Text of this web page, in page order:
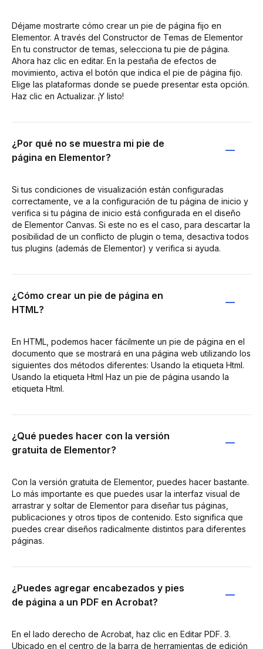
Déjame mostrarte cómo crear un pie de página fijo en
Elementor. A través del Constructor de Temas de Elementor
En tu constructor de temas, selecciona tu pie de página.
Ahora haz clic en editar. En la pestaña de efectos de
movimiento, activa el botón que indica el pie de página fijo.
Elige las plataformas donde se puede presentar esta opción.
Haz clic en Actualizar. ¡Y listo!
¿Por qué no se muestra mi pie de
página en Elementor?
Si tus condiciones de visualización están configuradas
correctamente, ve a la configuración de tu página de inicio y
verifica si tu página de inicio está configurada en el diseño
de Elementor Canvas. Si este no es el caso, para descartar la
posibilidad de un conflicto de plugin o tema, desactiva todos
tus plugins (además de Elementor) y verifica si ayuda.
¿Cómo crear un pie de página en
HTML?
En HTML, podemos hacer fácilmente un pie de página en el
documento que se mostrará en una página web utilizando los
siguientes dos métodos diferentes: Usando la etiqueta Html.
Usando la etiqueta Html Haz un pie de página usando la
etiqueta Html.
¿Qué puedes hacer con la versión
gratuita de Elementor?
Con la versión gratuita de Elementor, puedes hacer bastante.
Lo más importante es que puedes usar la interfaz visual de
arrastrar y soltar de Elementor para diseñar tus páginas,
publicaciones y otros tipos de contenido. Esto significa que
puedes crear diseños radicalmente distintos para diferentes
páginas.
¿Puedes agregar encabezados y pies
de página a un PDF en Acrobat?
En el lado derecho de Acrobat, haz clic en Editar PDF. 3.
Ubicado en el centro de la barra de herramientas de edición